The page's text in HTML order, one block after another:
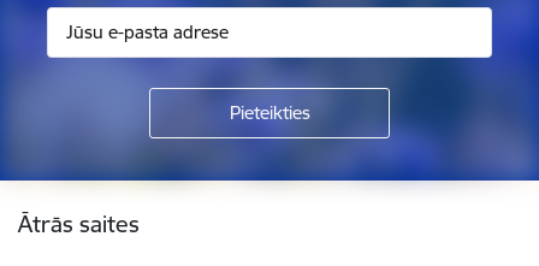
Kājene
Ātrās saites